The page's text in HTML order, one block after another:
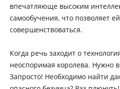
впечатляюще высоким
самообучения, что позволяет
совершенствоваться.
Когда речь заходит о
неоспоримая королева. Нужно
Запросто! Необходимо найти